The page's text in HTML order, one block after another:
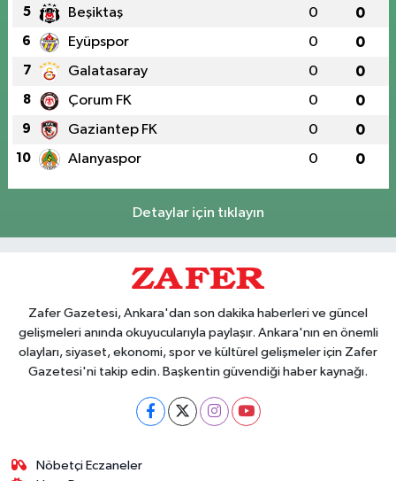
5 Beşiktaş 0 0
6 Eyüpspor 0 0
7 Galatasaray 0 0
8 Çorum FK 0 0
9 Gaziantep FK 0 0
10 Alanyaspor 0 0
Detaylar için tıklayın
Zafer Gazetesi, Ankara'dan son dakika haberleri ve güncel
gelişmeleri anında okuyucularıyla paylaşır. Ankara'nın en önemli
olayları, siyaset, ekonomi, spor ve kültürel gelişmeler için Zafer
Gazetesi'ni takip edin. Başkentin güvendiği haber kaynağı.
Nöbetçi Eczaneler